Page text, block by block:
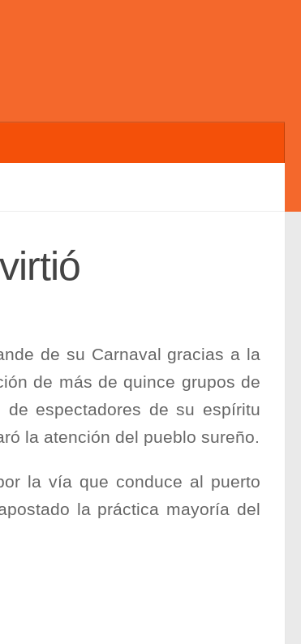
de su Carnaval gracias a la
de más de quince grupos de
espectadores de su espíritu
la atención del pueblo sureño.
la vía que conduce al puerto
la práctica mayoría del